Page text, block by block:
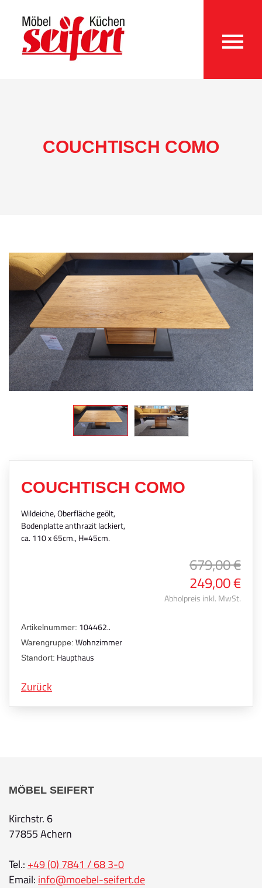
COUCHTISCH COMO
COUCHTISCH COMO
Wildeiche, Oberfläche geölt,
Bodenplatte anthrazit lackiert,
ca. 110 x 65cm., H=45cm.
679,00 €
249,00 €
Abholpreis inkl. MwSt.
Artikelnummer: 104462..
Warengruppe: Wohnzimmer
Standort: Haupthaus
Zurück
MÖBEL SEIFERT
Kirchstr. 6
77855 Achern
Tel.: +49 (0) 7841 / 68 3-0
Email: info@moebel-seifert.de